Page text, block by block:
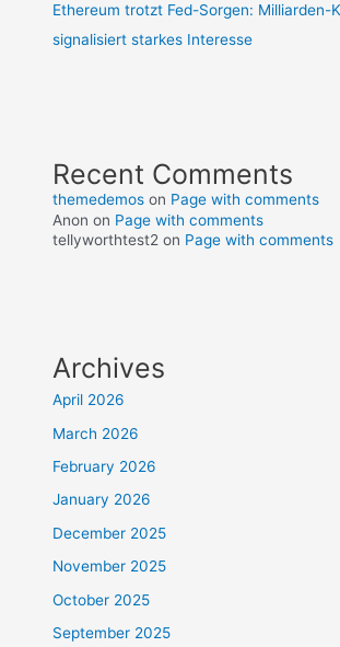
Ethereum trotzt Fed-Sorgen: Milliarden-
signalisiert starkes Interesse
Recent Comments
themedemos on Page with comments
Anon on Page with comments
tellyworthtest2 on Page with comments
Archives
April 2026
March 2026
February 2026
January 2026
December 2025
November 2025
October 2025
September 2025